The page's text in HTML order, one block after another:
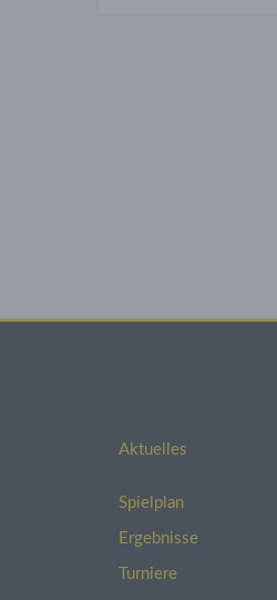
Aktuelles
Spielplan
Ergebnisse
Turniere